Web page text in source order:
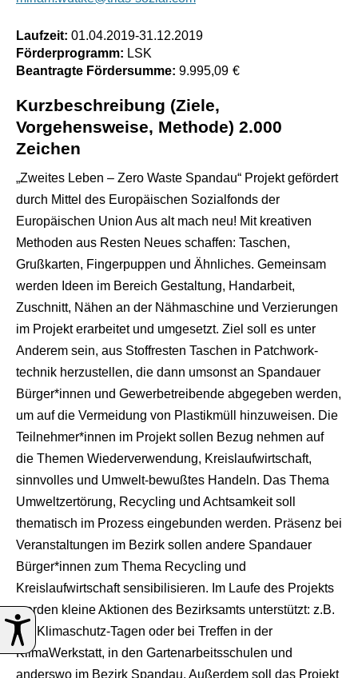
Laufzeit: 01.04.2019-31.12.2019
Förderprogramm: LSK
Beantragte Fördersumme: 9.995,09 €
Kurzbeschreibung (Ziele,
Vorgehensweise, Methode) 2.000
Zeichen
„Zweites Leben – Zero Waste Spandau“ Projekt gefördert
durch Mittel des Europäischen Sozialfonds der
Europäischen Union Aus alt mach neu! Mit kreativen
Methoden aus Resten Neues schaffen: Taschen,
Grußkarten, Fingerpuppen und Ähnliches. Gemeinsam
werden Ideen im Bereich Gestaltung, Handarbeit,
Zuschnitt, Nähen an der Nähmaschine und Verzierungen
im Projekt erarbeitet und umgesetzt. Ziel soll es unter
Anderem sein, aus Stoffresten Taschen in Patchwork-
technik herzustellen, die dann umsonst an Spandauer
Bürger*innen und Gewerbetreibende abgegeben werden,
um auf die Vermeidung von Plastikmüll hinzuweisen. Die
Teilnehmer*innen im Projekt sollen Bezug nehmen auf
die Themen Wiederverwendung, Kreislaufwirtschaft,
sinnvolles und Umwelt-bewußtes Handeln. Das Thema
Umweltzertörung, Recycling und Achtsamkeit soll
thematisch im Prozess eingebunden werden. Präsenz bei
Veranstaltungen im Bezirk sollen andere Spandauer
Bürger*innen zum Thema Recycling und
Kreislaufwirtschaft sensibilisieren. Im Laufe des Projekts
werden kleine Aktionen des Bezirksamts unterstützt: z.B.
bei Klimaschutz-Tagen oder bei Treffen in der
KlimaWerkstatt, in den Gartenarbeitsschulen und
anderswo im Bezirk Spandau. Außerdem soll das Projekt